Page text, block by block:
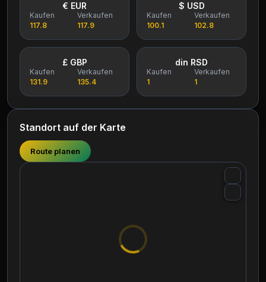
€ EUR
Kaufen
117.8
Verkaufen
117.9
$ USD
Kaufen
100.1
Verkaufen
102.8
£ GBP
Kaufen
131.9
Verkaufen
135.4
din RSD
Kaufen
1
Verkaufen
1
Standort auf der Karte
Route planen